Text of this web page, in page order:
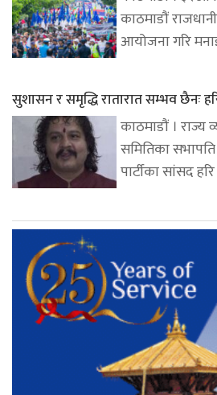
काठमाडौं
आयोजना गरि
सुशासन र समृद्धि रातारात सम्भव छैनः
काठमाडौं । राज्य
समितिका सभापति
पार्टीका सांसद